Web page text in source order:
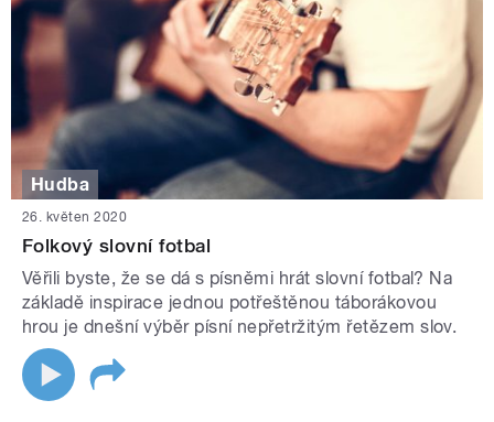
Hudba
26. květen 2020
Folkový slovní fotbal
Věřili byste, že se dá s písněmi hrát slovní fotbal? Na
základě inspirace jednou potřeštěnou táborákovou
hrou je dnešní výběr písní nepřetržitým řetězem slov.